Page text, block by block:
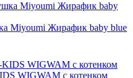
Мiyoumi Жирафик baby blue
WIGWAM с котенком